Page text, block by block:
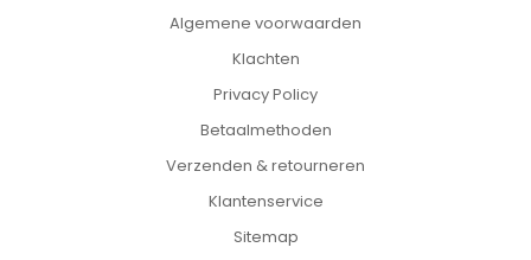
Algemene voorwaarden
Klachten
Privacy Policy
Betaalmethoden
Verzenden & retourneren
Klantenservice
Sitemap